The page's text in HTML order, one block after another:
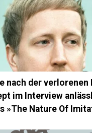
nach der verlorenen
im Interview
»The Nature Of